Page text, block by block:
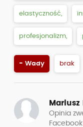
elastyczność,
profesjonalizm,
- Wady brak
Mariusz
Opinia
Facebook